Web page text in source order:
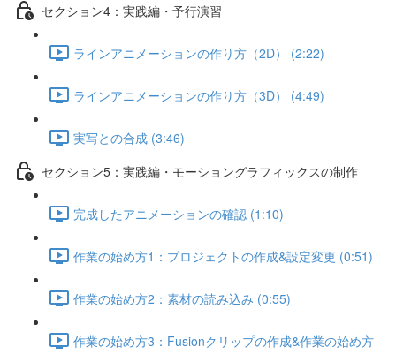
セクション4：実践編・予行演習
ラインアニメーションの作り方（2D） (2:22)
ラインアニメーションの作り方（3D） (4:49)
実写との合成 (3:46)
セクション5：実践編・モーショングラフィックスの制作
完成したアニメーションの確認 (1:10)
作業の始め方1：プロジェクトの作成&設定変更 (0:51)
作業の始め方2：素材の読み込み (0:55)
作業の始め方3：Fusionクリップの作成&作業の始め方